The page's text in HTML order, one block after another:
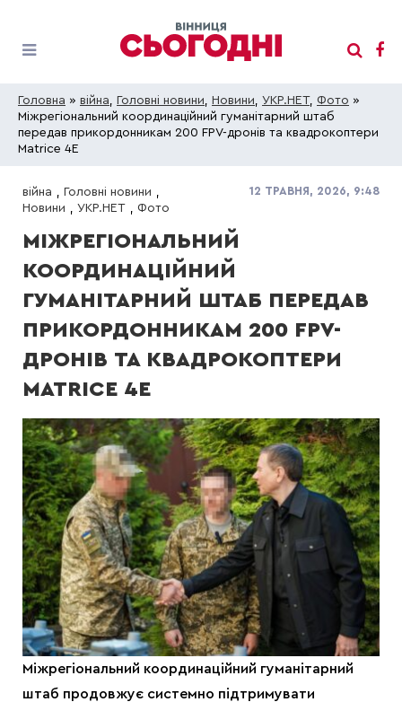
Головна » війна, Головні новини, Новини, УКР.НЕТ, Фото »
Міжрегіональний координаційний гуманітарний штаб
передав прикордонникам 200 FPV-дронів та квадрокоптери
Matrice 4E
війна , Головні новини ,
Новини , УКР.НЕТ , Фото
12 ТРАВНЯ, 2026, 9:48
МІЖРЕГІОНАЛЬНИЙ
КООРДИНАЦІЙНИЙ
ГУМАНІТАРНИЙ ШТАБ ПЕРЕДАВ
ПРИКОРДОННИКАМ 200 FPV-
ДРОНІВ ТА КВАДРОКОПТЕРИ
MATRICE 4E
Міжрегіональний координаційний гуманітарний
штаб продовжує системно підтримувати